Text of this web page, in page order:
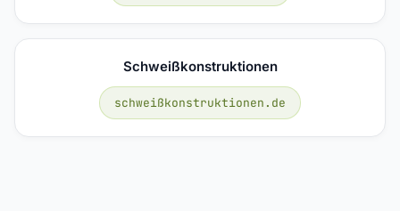
Schweißkonstruktionen
schweißkonstruktionen.de